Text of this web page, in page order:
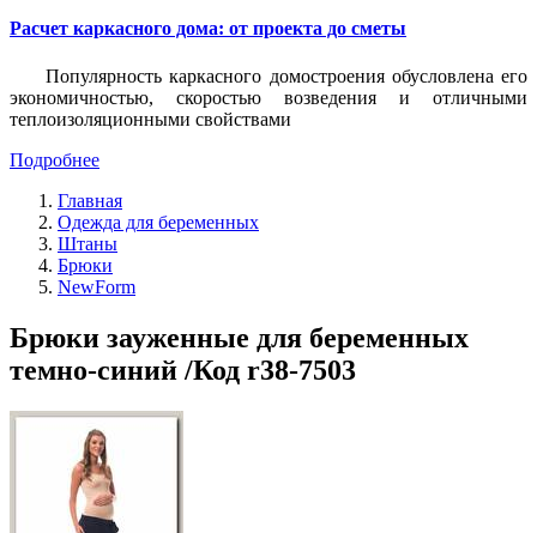
Расчет каркасного дома: от проекта до сметы
Популярность каркасного домостроения обусловлена его
экономичностью, скоростью возведения и отличными
теплоизоляционными свойствами
Подробнее
Главная
Одежда для беременных
Штаны
Брюки
NewForm
Брюки зауженные для беременных
темно-синий /Код r38-7503